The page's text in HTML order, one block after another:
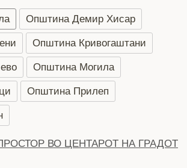
Општина Демир Хисар
Општина Кривогаштани
Општина Могила
Општина Прилеп
ВО ЦЕНТАРОТ НА ГРАДОТ